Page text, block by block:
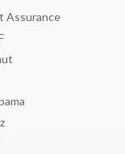
Assurance